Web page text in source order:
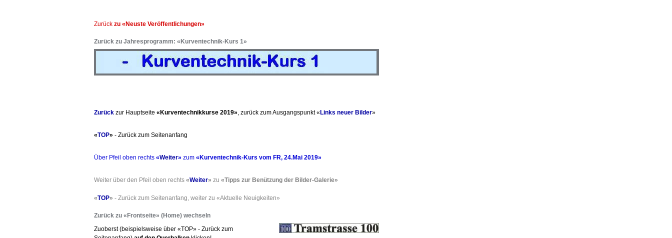
Zurück zu «Neuste Veröffentlichungen»
Zurück zu Jahresprogramm: «Kurventechnik-Kurs 1»
Zurück zur Hauptseite «Kurventechnikkurse 2019» , zurück zum Ausgangspunkt «Links neuer Bilder»
«TOP» - Zurück zum Seitenanfang
Über Pfeil oben rechts «Weiter» zum «Kurventechnik-Kurs vom FR, 24.Mai 2019»
Weiter über den Pfeil oben rechts «Weiter» zu «Tipps zur Benützung der Bilder-Galerie»
«TOP» - Zurück zum Seitenanfang, weiter zu «Aktuelle Neuigkeiten»
Zurück zu «Frontseite» (Home) wechseln
Zuoberst (beispielsweise über «TOP» - Zurück zum